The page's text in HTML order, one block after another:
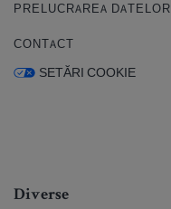
PRELUCRAREA DATELOR
CONTACT
SETĂRI COOKIE
Diverse